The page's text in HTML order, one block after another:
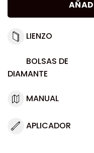
LIENZO
BOLSAS DE
DIAMANTE
MANUAL
APLICADOR